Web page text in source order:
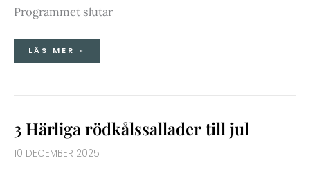
Programmet slutar
LÄS MER »
3 Härliga rödkålssallader till jul
10 DECEMBER 2025
HÄRLIGA
RÖDKÅLSSALLADER
JUL